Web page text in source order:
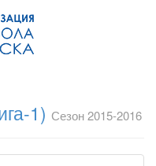
1) Сезон 2015-2016